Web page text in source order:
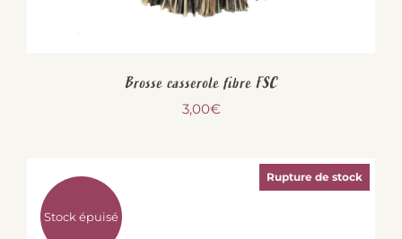
Brosse casserole fibre FSC
3,00€
Stock épuisé
Rupture de stock